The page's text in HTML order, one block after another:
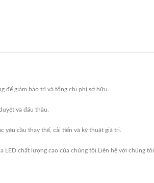
để giảm bảo trì và tổng chi phí sở hữu.
và đấu thầu.
cầu thay thế, cải tiến và kỹ thuật giá trị.
LED chất lượng cao của chúng tôi. Liên hệ với chúng tôi